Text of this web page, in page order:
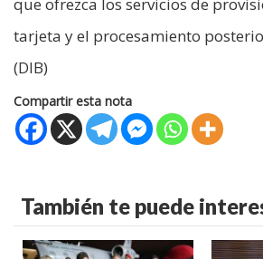
que ofrezca los servicios de
tarjeta y el procesamiento
(DIB)
Compartir esta nota
También te puede